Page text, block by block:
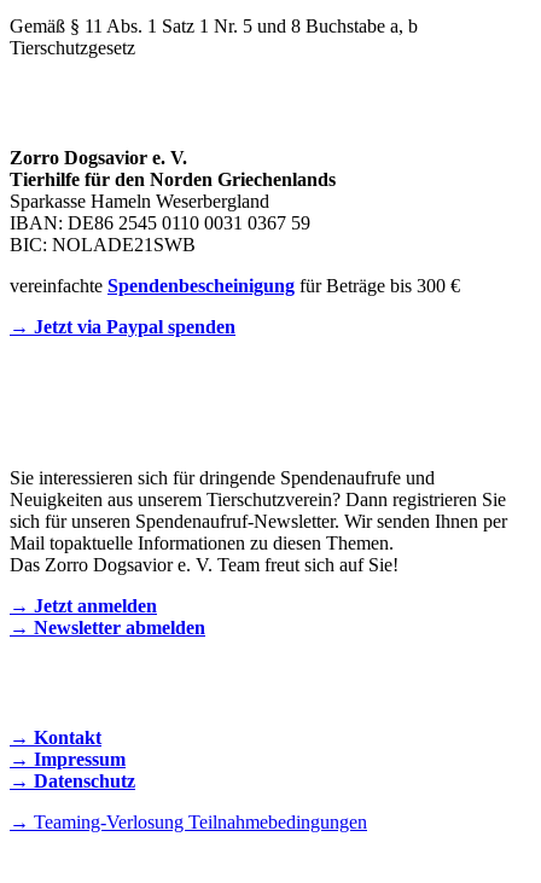
Gemäß § 11 Abs. 1 Satz 1 Nr. 5 und 8 Buchstabe a, b
Tierschutzgesetz
Zorro Dogsavior e. V.
Tierhilfe für den Norden Griechenlands
Sparkasse Hameln Weserbergland
IBAN: DE86 2545 0110 0031 0367 59
BIC: NOLADE21SWB
vereinfachte Spendenbescheinigung für Beträge bis 300 €
→ Jetzt via Paypal spenden
Sie interessieren sich für dringende Spendenaufrufe und
Neuigkeiten aus unserem Tierschutzverein? Dann registrieren Sie
sich für unseren Spendenaufruf-Newsletter. Wir senden Ihnen per
Mail topaktuelle Informationen zu diesen Themen.
Das Zorro Dogsavior e. V. Team freut sich auf Sie!
→ Jetzt anmelden
→ Newsletter abmelden
→ Kontakt
→ Impressum
→ Datenschutz
→ Teaming-Verlosung Teilnahmebedingungen